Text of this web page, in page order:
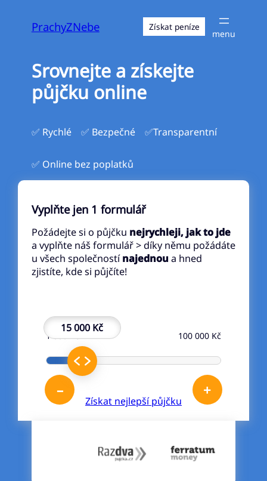
PrachyZNebe Získat peníze
Srovnejte a získejte
půjčku online
✅ Rychlé ✅ Bezpečné ✅Transparentní
✅ Online bez poplatků
Vyplňte jen 1 formulář
Požádejte si o půjčku nejrychleji, jak to jde
a vyplňte náš formulář > díky němu požádáte
u všech společnostínajednou a hned
zjistíte, kde si půjčíte!
15 000 Kč
– +
1 000 Kč 100 000 Kč
Získat nejlepší půjčku